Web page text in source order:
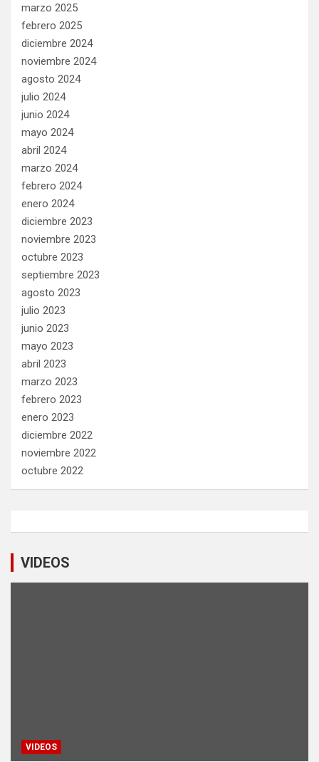
marzo 2025
febrero 2025
diciembre 2024
noviembre 2024
agosto 2024
julio 2024
junio 2024
mayo 2024
abril 2024
marzo 2024
febrero 2024
enero 2024
diciembre 2023
noviembre 2023
octubre 2023
septiembre 2023
agosto 2023
julio 2023
junio 2023
mayo 2023
abril 2023
marzo 2023
febrero 2023
enero 2023
diciembre 2022
noviembre 2022
octubre 2022
VIDEOS
VIDEOS